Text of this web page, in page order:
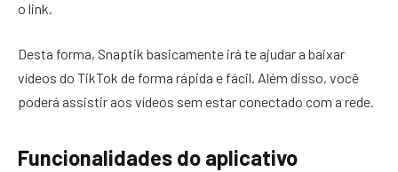
o link.
Desta forma, Snaptik basicamente irá te ajudar a baixar
vídeos do TikTok de forma rápida e fácil. Além disso, você
poderá assistir aos vídeos sem estar conectado com a rede.
Funcionalidades do aplicativo